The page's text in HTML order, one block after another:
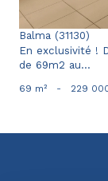
Balma (31130)
En exclusivité !
de 69m2 au...
69 m² - 229